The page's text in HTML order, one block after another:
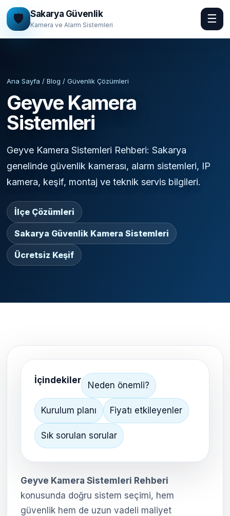
🛡️ Sakarya Güvenlik
Kamera ve Alarm Sistemleri ☰
Ana Sayfa / Blog / Güvenlik Çözümleri
Geyve Kamera
Sistemleri
Geyve Kamera Sistemleri Rehberi: Sakarya
genelinde güvenlik kamerası, alarm sistemleri, IP
kamera, keşif, montaj ve teknik servis bilgileri.
İlçe Çözümleri
Sakarya Güvenlik Kamera Sistemleri
Ücretsiz Keşif
İçindekiler Neden önemli?
Kurulum planı Fiyatı etkileyenler
Sık sorulan sorular
Geyve Kamera Sistemleri Rehberi
konusunda doğru sistem seçimi, hem
güvenlik hem de uzun vadeli maliyet